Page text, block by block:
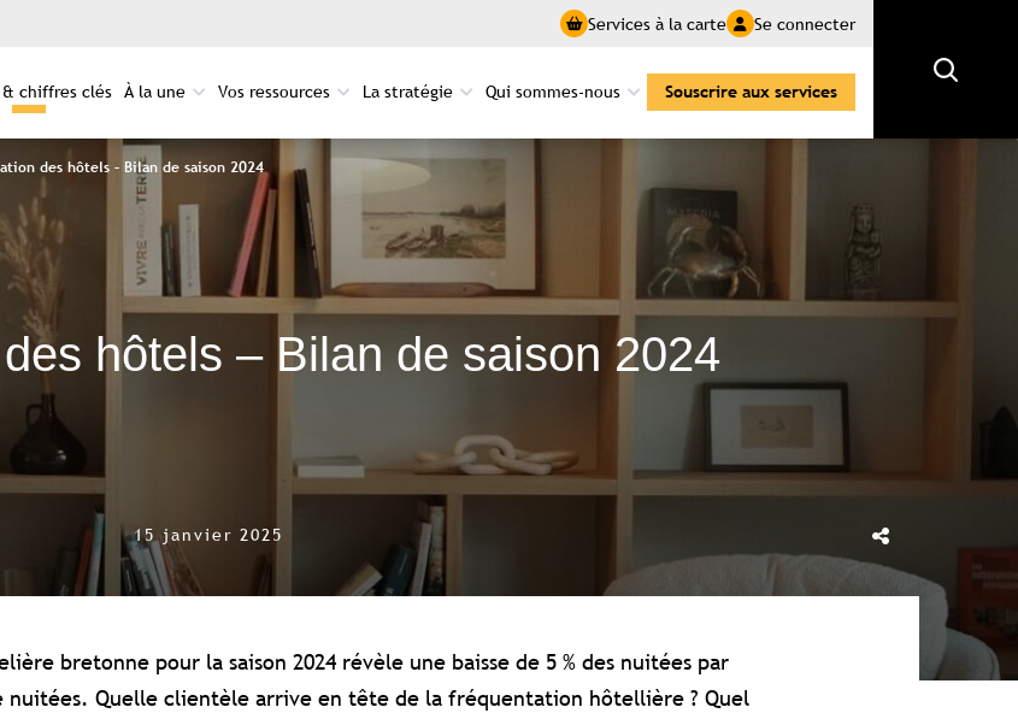
Services à la carte Se connecter
chiffres clés À la une Vos ressources La stratégie Qui sommes-nous Souscrire aux services Rechercher
des hôtels – Bilan de saison 2024
hôtels – Bilan de saison 2024
15 janvier 2025
bretonne pour la saison 2024 révèle une baisse de 5 % des nuitées par
nuitées. Quelle clientèle arrive en tête de la fréquentation hôtellière ? Quel